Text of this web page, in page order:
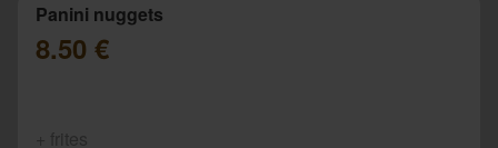
Panini nuggets
8.50 €